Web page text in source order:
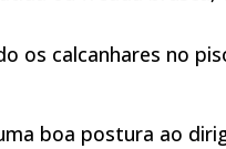
os calcanhares no
boa postura ao